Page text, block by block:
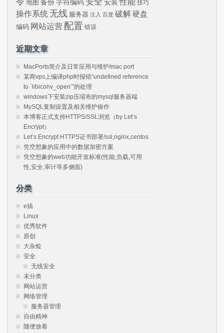
地图 备份 字符编码 安装 技巧
操作系统 无线 服务器 注入 百度 破解硬盘
编码 网站运营 配置 错误
近期文章
MacPorts简介及日常应用与维护/mac port
某商vps上编译php时报错“undefined reference
to `libiconv_open’”的处理
windows下安装zip压缩布的mysql服务器端
MySQL复制设置及相关维护操作
本博客正式支持HTTPS/SSL浏览（by Let’s
Encrypt）
Let’s Encrypt HTTPS证书部署/ssl,nginx,centos
凭空想象的应用中的数据加密方案
凭空想象的web功能开发标准(性能,负载,可用
性,安全,审计等多侧面)
分类
e搞
Linux
优秀软件
原创
大杂烩
安全
无线安全
未分类
网站运营
网络管理
服务器管理
自由精神
随便放着